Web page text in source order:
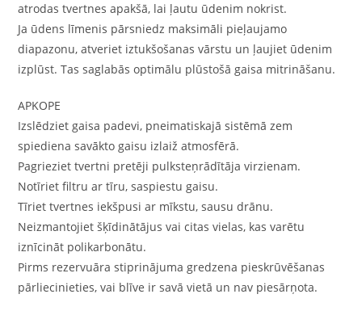
atrodas tvertnes apakšā, lai ļautu ūdenim nokrist.
Ja ūdens līmenis pārsniedz maksimāli pieļaujamo
diapazonu, atveriet iztukšošanas vārstu un ļaujiet ūdenim
izplūst. Tas saglabās optimālu plūstošā gaisa mitrināšanu.
APKOPE
Izslēdziet gaisa padevi, pneimatiskajā sistēmā zem
spiediena savākto gaisu izlaiž atmosfērā.
Pagrieziet tvertni pretēji pulksteņrādītāja virzienam.
Notīriet filtru ar tīru, saspiestu gaisu.
Tīriet tvertnes iekšpusi ar mīkstu, sausu drānu.
Neizmantojiet šķīdinātājus vai citas vielas, kas varētu
iznīcināt polikarbonātu.
Pirms rezervuāra stiprinājuma gredzena pieskrūvēšanas
pārliecinieties, vai blīve ir savā vietā un nav piesārņota.